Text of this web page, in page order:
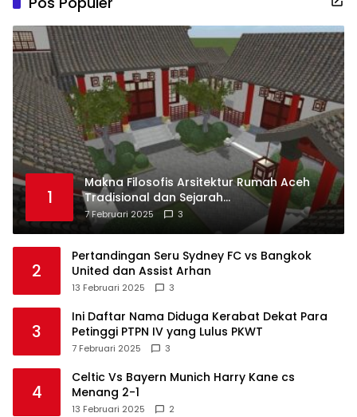
1
Makna Filosofis Arsitektur Rumah Aceh
Tradisional dan Sejarah
Perkembangannya
7 Februari 2025 3
2
Pertandingan Seru Sydney FC vs Bangkok
United dan Assist Arhan
13 Februari 2025 3
3
Ini Daftar Nama Diduga Kerabat Dekat Para
Petinggi PTPN IV yang Lulus PKWT
7 Februari 2025 3
4
Celtic Vs Bayern Munich Harry Kane cs
Menang 2-1
13 Februari 2025 2